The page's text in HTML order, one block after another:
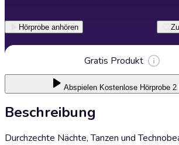
Hörprobe anhören
Gratis Produkt
Abspielen Kostenlose Hörprobe 2
Beschreibung
Durchzechte Nächte, Tanzen und